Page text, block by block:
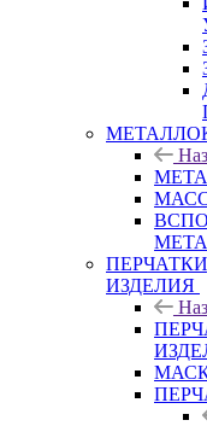
ИЗДЕЛИЯ